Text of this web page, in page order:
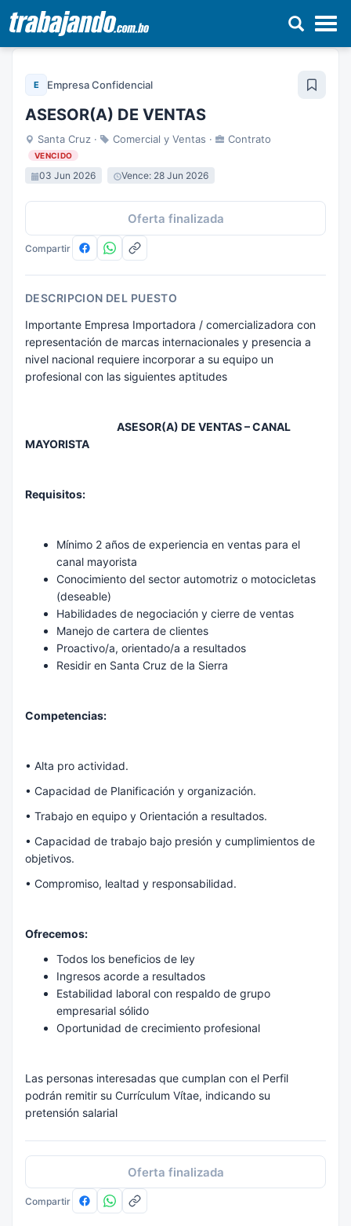
Pasar
contenido
E Empresa Confidencial
ASESOR(A) DE VENTAS
Santa Cruz · Comercial y Ventas · Contrato
VENCIDO
03 Jun 2026 Vence: 28 Jun 2026
Oferta finalizada
Compartir
DESCRIPCION DEL PUESTO
Importante Empresa Importadora / comercializadora con
representación de marcas internacionales y presencia a
nivel nacional requiere incorporar a su equipo un
profesional con las siguientes aptitudes
ASESOR(A) DE VENTAS – CANAL
MAYORISTA
Requisitos:
Mínimo 2 años de experiencia en ventas para el
canal mayorista
Conocimiento del sector automotriz o motocicletas
(deseable)
Habilidades de negociación y cierre de ventas
Manejo de cartera de clientes
Proactivo/a, orientado/a a resultados
Residir en Santa Cruz de la Sierra
Competencias:
• Alta pro actividad.
• Capacidad de Planificación y organización.
• Trabajo en equipo y Orientación a resultados.
• Capacidad de trabajo bajo presión y cumplimientos de
objetivos.
• Compromiso, lealtad y responsabilidad.
Ofrecemos:
Todos los beneficios de ley
Ingresos acorde a resultados
Estabilidad laboral con respaldo de grupo
empresarial sólido
Oportunidad de crecimiento profesional
Las personas interesadas que cumplan con el Perfil
podrán remitir su Currículum Vítae, indicando su
pretensión salarial
Oferta finalizada
Compartir